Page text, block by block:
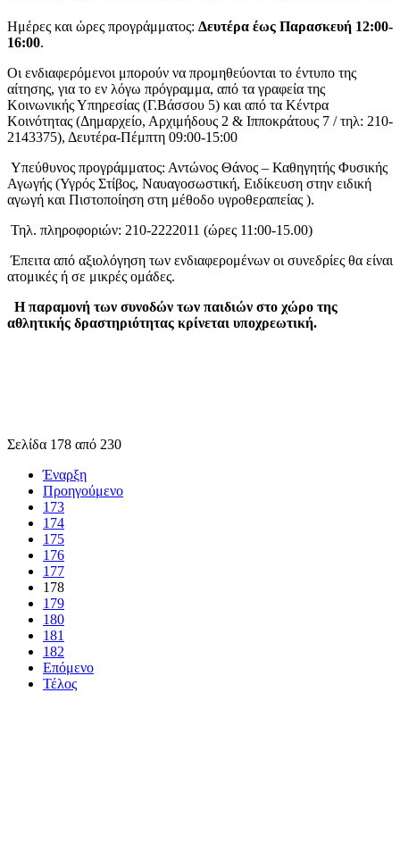
Ημέρες και ώρες προγράμματος: Δευτέρα έως Παρασκευή 12:00-
16:00.
Οι ενδιαφερόμενοι μπορούν να προμηθεύονται το έντυπο της
αίτησης, για το εν λόγω πρόγραμμα, από τα γραφεία της
Κοινωνικής Υπηρεσίας (Γ.Βάσσου 5) και από τα Κέντρα
Κοινότητας (Δημαρχείο, Αρχιμήδους 2 & Ιπποκράτους 7 / τηλ: 210-
2143375), Δευτέρα-Πέμπτη 09:00-15:00
Υπεύθυνος προγράμματος: Αντώνος Θάνος – Καθηγητής Φυσικής
Αγωγής (Υγρός Στίβος, Ναυαγοσωστική, Ειδίκευση στην ειδική
αγωγή και Πιστοποίηση στη μέθοδο υγροθεραπείας ).
Τηλ. πληροφοριών: 210-2222011 (ώρες 11:00-15.00)
Έπειτα από αξιολόγηση των ενδιαφερομένων οι συνεδρίες θα είναι
ατομικές ή σε μικρές ομάδες.
Η παραμονή των συνοδών των παιδιών στο χώρο της
αθλητικής δραστηριότητας κρίνεται υποχρεωτική.
Σελίδα 178 από 230
Έναρξη
Προηγούμενο
173
174
175
176
177
178
179
180
181
182
Επόμενο
Τέλος